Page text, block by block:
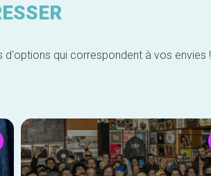
qui correspondent à vos envies !